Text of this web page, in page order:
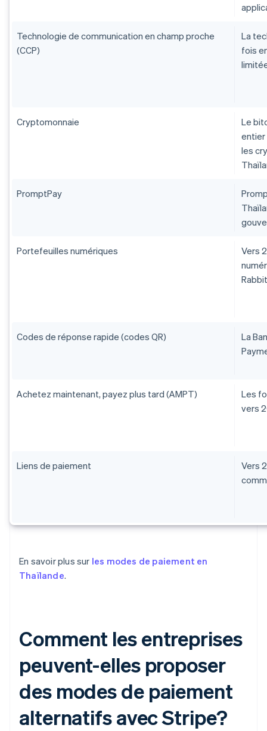
Technologie de communication en champ proche
(CCP)
La
fois
Cryptomonnaie
Le
les
PromptPay
Portefeuilles numériques
Vers
Codes de réponse rapide (codes QR)
La
Achetez maintenant, payez plus tard (AMPT)
Les
vers
Liens de paiement
Vers
En savoir plus sur les modes de paiement en
Thaïlande.
Comment les entreprises
peuvent-elles proposer
des modes de paiement
alternatifs avec Stripe?